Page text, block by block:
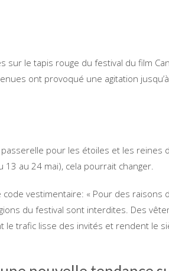
le tapis rouge du festival du film
ont provoqué une agitation
pour les étoiles et les reines
au 24 mai), cela pourrait changer.
vestimentaire: « Pour des raisons
du festival sont interdites. Des
trafic lisse des invités et rendent le